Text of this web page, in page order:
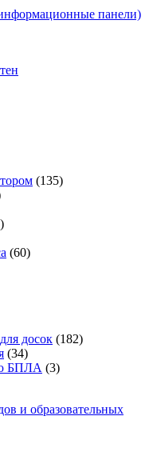
панели)
(135)
(60)
досок (182)
(34)
БПЛА (3)
и образовательных